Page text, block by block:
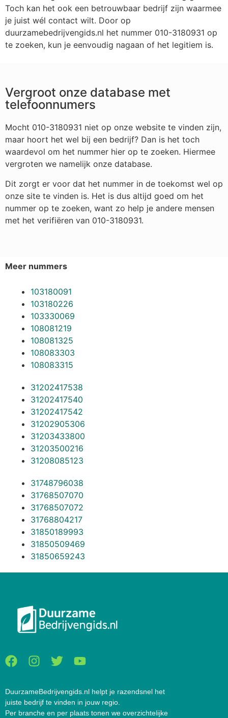
Toch kan het ook een betrouwbaar bedrijf zijn waarmee
je juist wél contact wilt. Door op
duurzamebedrijvengids.nl het nummer 010-3180931 op
te zoeken, kun je eenvoudig nagaan of het legitiem is.
Vergroot onze database met
telefoonnumers
Mocht 010-3180931 niet op onze website te vinden zijn,
maar hoort het wel bij een bedrijf? Dan is het toch
waardevol om het nummer hier op te zoeken. Hiermee
vergroten we namelijk onze database.
Dit zorgt er voor dat het nummer in de toekomst wel op
onze site te vinden is. Het is dus altijd goed om het
nummer op te zoeken, want zo help je andere mensen
met het verifiëren van 010-3180931.
Meer nummers
103180091
103180226
103330069
108081219
108081325
108083303
108083315
31202417538
31202417540
31202417542
31202905306
31203433800
31203500216
31208085123
31748796038
31768507070
31768507072
31768804217
31850189993
31850509469
31850659243
DuurzameBedrijvengids.nl helpt je razendsnel het
juiste bedrijf te vinden in jouw regio.
Per branche en per plaats tonen we overzichtelijke